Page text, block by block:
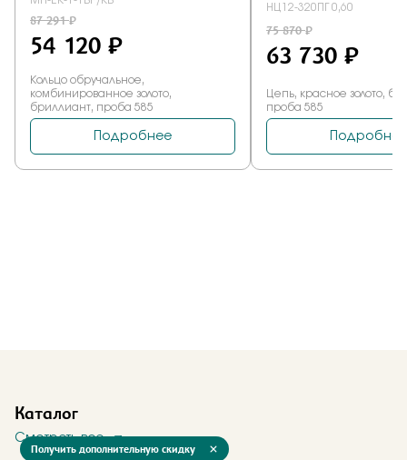
Каталог
Смотреть все
Получить дополнительную скидку